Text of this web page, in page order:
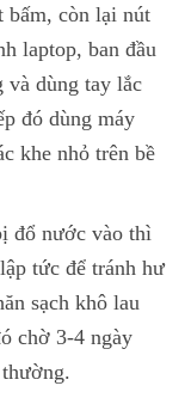
bấm, còn lại nút
laptop, ban đầu
và dùng tay lắc
đó dùng máy
khe nhỏ trên bề
đổ nước vào thì
tức để tránh hư
sạch khô lau
chờ 3-4 ngày